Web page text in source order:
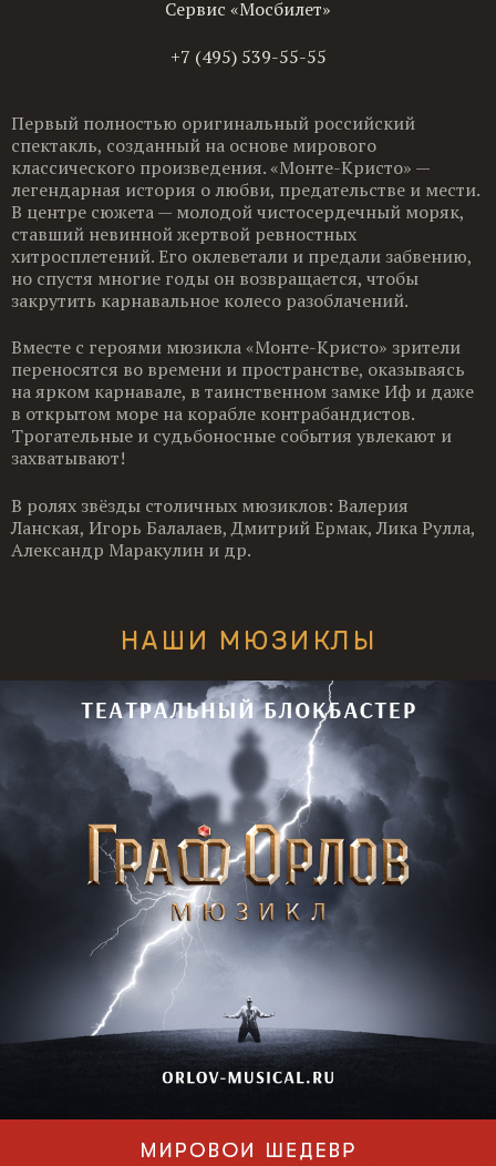
Сервис «Мосбилет»
+7 (495) 539-55-55
Первый полностью оригинальный российский
спектакль, созданный на основе мирового
классического произведения. «Монте-Кристо» —
легендарная история о любви, предательстве и мести.
В центре сюжета — молодой чистосердечный моряк,
ставший невинной жертвой ревностных
хитросплетений. Его оклеветали и предали забвению,
но спустя многие годы он возвращается, чтобы
закрутить карнавальное колесо разоблачений.
Вместе с героями мюзикла «Монте-Кристо» зрители
переносятся во времени и пространстве, оказываясь
на ярком карнавале, в таинственном замке Иф и даже
в открытом море на корабле контрабандистов.
Трогательные и судьбоносные события увлекают и
захватывают!
В ролях звёзды столичных мюзиклов: Валерия
Ланская, Игорь Балалаев, Дмитрий Ермак, Лика Рулла,
Александр Маракулин и др.
НАШИ МЮЗИКЛЫ